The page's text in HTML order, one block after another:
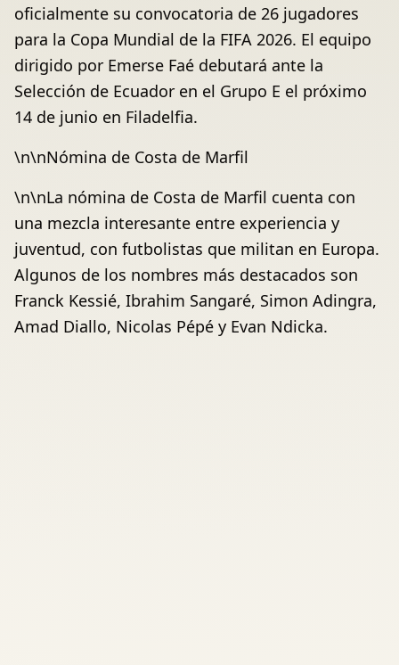
oficialmente su convocatoria de 26 jugadores
para la Copa Mundial de la FIFA 2026. El equipo
dirigido por Emerse Faé debutará ante la
Selección de Ecuador en el Grupo E el próximo
14 de junio en Filadelfia.
\n\nNómina de Costa de Marfil
\n\nLa nómina de Costa de Marfil cuenta con
una mezcla interesante entre experiencia y
juventud, con futbolistas que militan en Europa.
Algunos de los nombres más destacados son
Franck Kessié, Ibrahim Sangaré, Simon Adingra,
Amad Diallo, Nicolas Pépé y Evan Ndicka.